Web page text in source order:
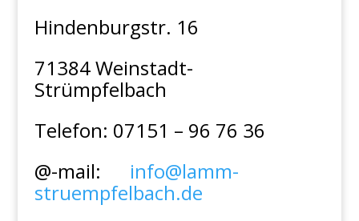
Hindenburgstr. 16
71384 Weinstadt-
Strümpfelbach
Telefon: 07151 – 96 76 36
@-mail: info@lamm-
struempfelbach.de